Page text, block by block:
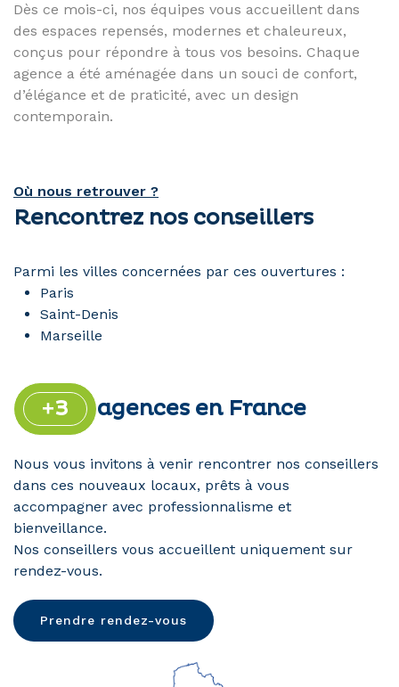
Dès ce mois-ci, nos équipes vous accueillent dans
des espaces repensés, modernes et chaleureux,
conçus pour répondre à tous vos besoins. Chaque
agence a été aménagée dans un souci de confort,
d’élégance et de praticité, avec un design
contemporain.
Où nous retrouver ?
Rencontrez nos conseillers
Parmi les villes concernées par ces ouvertures :
Paris
Saint-Denis
Marseille
+3 agences en France
Nous vous invitons à venir rencontrer nos conseillers
dans ces nouveaux locaux, prêts à vous
accompagner avec professionnalisme et
bienveillance.
Nos conseillers vous accueillent uniquement sur
rendez-vous.
Prendre rendez-vous